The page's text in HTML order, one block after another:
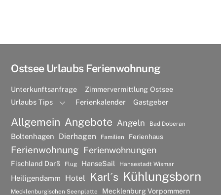
Ostsee Urlaubs Ferienwohnung
Unterkunftsanfrage
Zimmervermittlung Ostsee
Urlaubs Tips
Ferienkalender Gastgeber
Allgemein Angebote Angeln Bad Doberan
Boltenhagen Dierhagen Familien Ferienhaus
Ferienwohnung Ferienwohnungen
Fischland Darß Flug HanseSail Hansestadt Wismar
Heiligendamm Hotel Karl´s Kühlungsborn
Mecklenburgischen Seenplatte Mecklenburg Vorpommern